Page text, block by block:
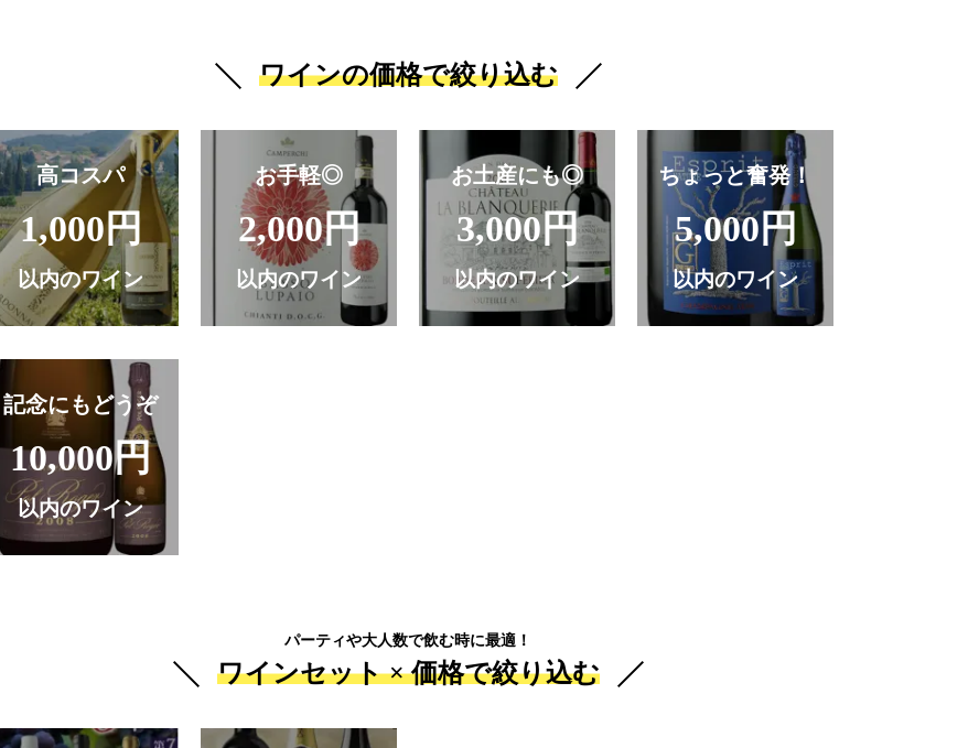
ワインの価格で絞り込む
高コスパ
1,000円
以内のワイン
お手軽◎
2,000円
以内のワイン
お土産にも◎
3,000円
以内のワイン
ちょっと奮発！
5,000円
以内のワイン
記念にもどうぞ
10,000円
以内のワイン
パーティや大人数で飲む時に最適！
ワインセット ×価格で絞り込む